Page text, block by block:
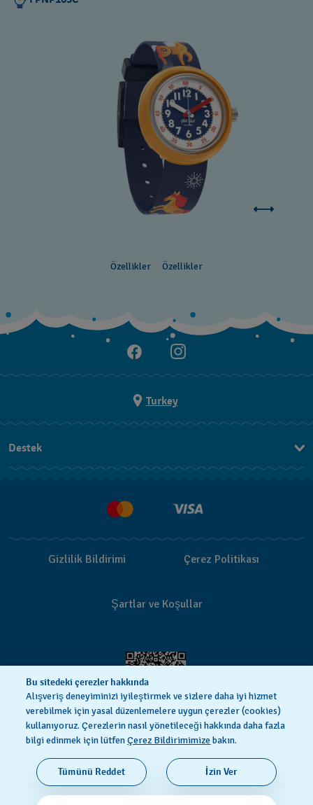
Özellikler Özellikler
Turkey
Destek
Gizlilik Bildirimi Çerez Politikası
Şartlar ve Koşullar
SWISS MADE
© 2026 Flik Flak, Swatch Ltd.’nin bir bölümüdür. Tüm
Bu sitedeki çerezler hakkında
Alışveriş deneyiminizi iyileştirmek ve sizlere daha iyi hizmet
verebilmek için yasal düzenlemelere uygun çerezler (cookies)
kullanıyoruz. Çerezlerin nasıl yönetileceği hakkında daha fazla
bilgi edinmek için lütfenÇerez Bildirimimize bakın.
Tümünü Reddet İzin Ver